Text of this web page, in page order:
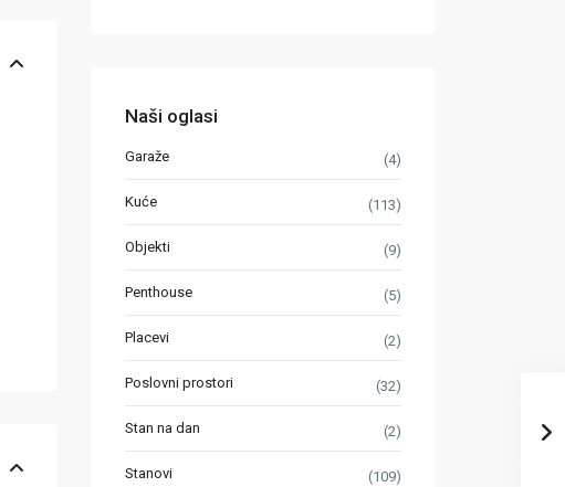
Naši oglasi
Garaže (4)
Kuće (113)
Objekti (9)
Penthouse (5)
Placevi (2)
Poslovni prostori (32)
Stan na dan (2)
Stanovi (109)